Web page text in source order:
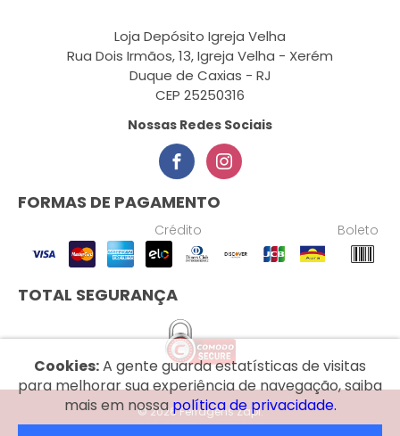
Loja Depósito Igreja Velha
Rua Dois Irmãos, 13, Igreja Velha - Xerém
Duque de Caxias - RJ
CEP 25250316
Nossas Redes Sociais
FORMAS DE PAGAMENTO
Crédito Boleto
TOTAL SEGURANÇA
Cookies:A gente guarda estatísticas de visitas
para melhorar sua experiência de navegação, saiba
mais em nossapolítica de privacidade.
© 2026 Ferragens Zapi.